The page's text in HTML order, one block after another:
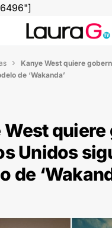
 Kanye West quiere
de ‘Wakanda’
West
Unidos
de